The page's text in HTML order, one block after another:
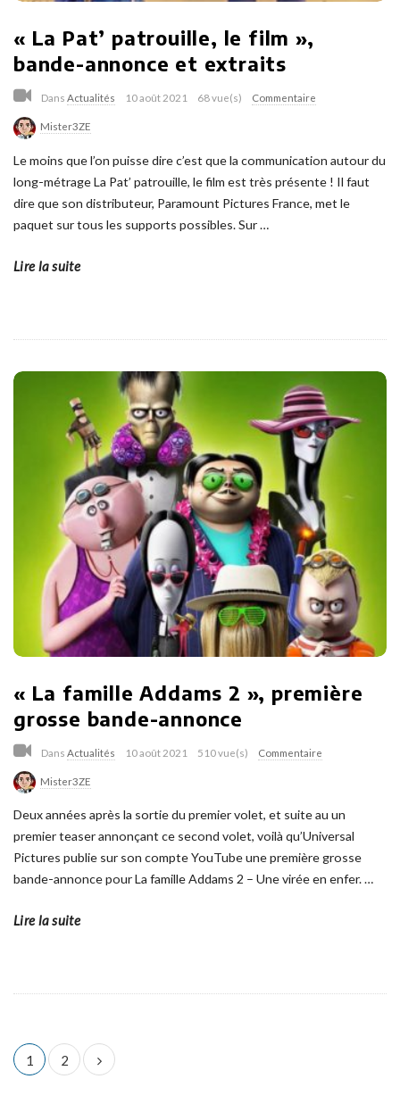
« La Pat’ patrouille, le film »,
bande-annonce et extraits
Dans Actualités 10 août 2021 68 vue(s) Commentaire
Mister3ZE
Le moins que l’on puisse dire c’est que la communication autour du
long-métrage La Pat’ patrouille, le film est très présente ! Il faut
dire que son distributeur, Paramount Pictures France, met le
paquet sur tous les supports possibles. Sur…
Lire la suite
« La famille Addams 2 », première
grosse bande-annonce
Dans Actualités 10 août 2021 510 vue(s) Commentaire
Mister3ZE
Deux années après la sortie du premier volet, et suite au un
premier teaser annonçant ce second volet, voilà qu’Universal
Pictures publie sur son compte YouTube une première grosse
bande-annonce pour La famille Addams 2 – Une virée en enfer.…
Lire la suite
N
a
1 2